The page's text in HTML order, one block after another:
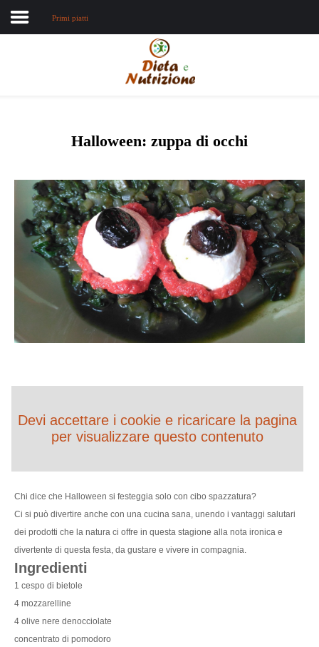
Dieta e nutrizione
Terapie Naturali
Primi piatti
Halloween: zuppa di occhi
Devi accettare i cookie e ricaricare la pagina
per visualizzare questo contenuto
Chi dice che Halloween si festeggia solo con cibo spazzatura?
Ci si può divertire anche con una cucina sana, unendo i vantaggi salutari
dei prodotti che la natura ci offre in questa stagione alla nota ironica e
divertente di questa festa, da gustare e vivere in compagnia.
Ingredienti
1 cespo di bietole
4 mozzarelline
4 olive nere denocciolate
concentrato di pomodoro